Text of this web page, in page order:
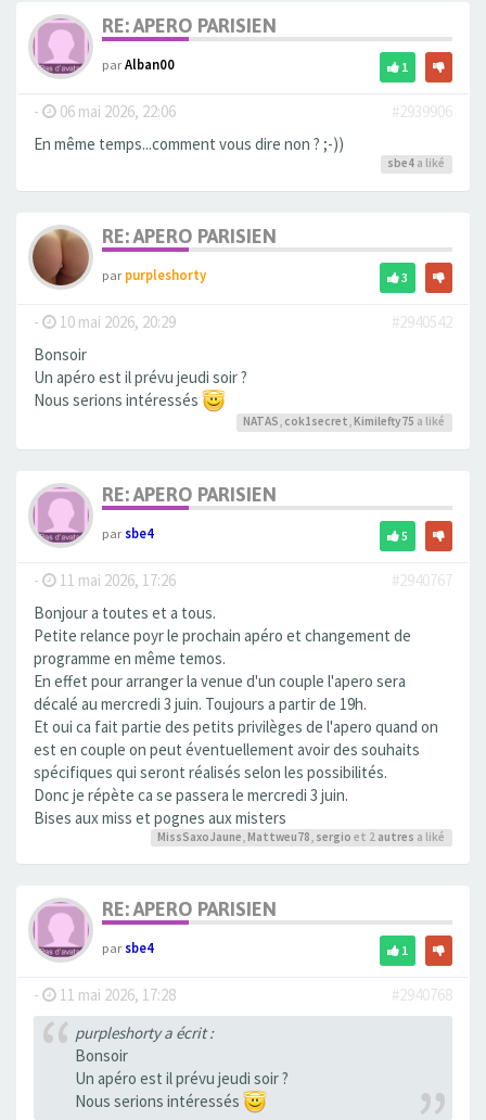
RE: APERO PARISIEN
parAlban00 1
- 06 mai 2026, 22:06
#2939906
En même temps...comment vous dire non ? ;-))
sbe4 a liké
RE: APERO PARISIEN
parpurpleshorty 3
- 10 mai 2026, 20:29
#2940542
Bonsoir
Un apéro est il prévu jeudi soir ?
Nous serions intéressés
NATAS, cok1secret, Kimilefty75 a liké
RE: APERO PARISIEN
parsbe4 5
- 11 mai 2026, 17:26
#2940767
Bonjour a toutes et a tous.
Petite relance poyr le prochain apéro et changement de
programme en même temos.
En effet pour arranger la venue d'un couple l'apero sera
décalé au mercredi 3 juin. Toujours a partir de 19h.
Et oui ca fait partie des petits privilèges de l'apero quand on
est en couple on peut éventuellement avoir des souhaits
spécifiques qui seront réalisés selon les possibilités.
Donc je répète ca se passera le mercredi 3 juin.
Bises aux miss et pognes aux misters
MissSaxoJaune Mattweu78 sergio et 2 autres a liké
RE: APERO PARISIEN
parsbe4 1
- 11 mai 2026, 17:28
#2940768
purpleshorty a écrit :
Bonsoir
Un apéro est il prévu jeudi soir ?
Nous serions intéressés